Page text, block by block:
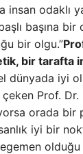
insan odaklı
başına bir
bir olgu.”
bir tarafta
dünyada iyi
Prof. Dr.
orada bir
iyi bir